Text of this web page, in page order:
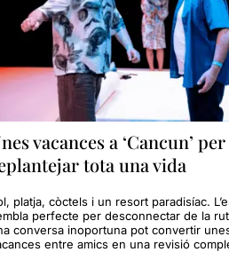
vacances a ‘Cancun’ per
tota una vida
platja, còctels i un resort paradisíac.
perfecte per desconnectar de la
conversa inoportuna pot convertir
entre amics en una revisió